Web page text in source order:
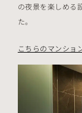
の夜景を楽しめる
た。
こちらのマンショ